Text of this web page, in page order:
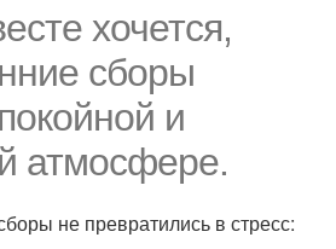
хочется,
сборы
и
атмосфере.
не превратились в стресс: